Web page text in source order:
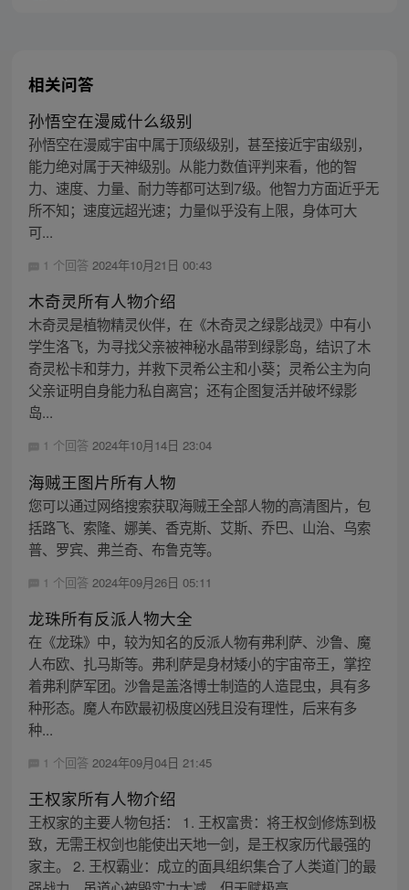
相关问答
孙悟空在漫威什么级别
孙悟空在漫威宇宙中属于顶级级别，甚至接近宇宙级别，
能力绝对属于天神级别。从能力数值评判来看，他的智
力、速度、力量、耐力等都可达到7级。他智力方面近乎无
所不知；速度远超光速；力量似乎没有上限，身体可大
可...
1 个回答 2024年10月21日 00:43
木奇灵所有人物介绍
木奇灵是植物精灵伙伴，在《木奇灵之绿影战灵》中有小
学生洛飞，为寻找父亲被神秘水晶带到绿影岛，结识了木
奇灵松卡和芽力，并救下灵希公主和小葵；灵希公主为向
父亲证明自身能力私自离宫；还有企图复活并破坏绿影
岛...
1 个回答 2024年10月14日 23:04
海贼王图片所有人物
您可以通过网络搜索获取海贼王全部人物的高清图片，包
括路飞、索隆、娜美、香克斯、艾斯、乔巴、山治、乌索
普、罗宾、弗兰奇、布鲁克等。
1 个回答 2024年09月26日 05:11
龙珠所有反派人物大全
在《龙珠》中，较为知名的反派人物有弗利萨、沙鲁、魔
人布欧、扎马斯等。弗利萨是身材矮小的宇宙帝王，掌控
着弗利萨军团。沙鲁是盖洛博士制造的人造昆虫，具有多
种形态。魔人布欧最初极度凶残且没有理性，后来有多
种...
1 个回答 2024年09月04日 21:45
王权家所有人物介绍
王权家的主要人物包括： 1. 王权富贵：将王权剑修炼到极
致，无需王权剑也能使出天地一剑，是王权家历代最强的
家主。 2. 王权霸业：成立的面具组织集合了人类道门的最